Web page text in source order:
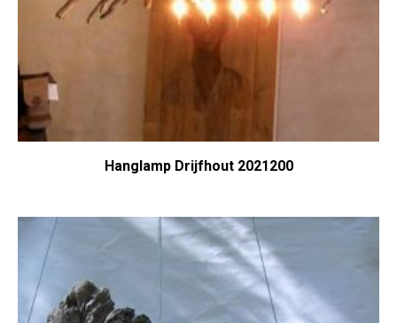
Hanglamp Drijfhout 2021200